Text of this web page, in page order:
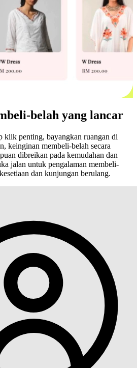
belah yang lancar
klik penting, bayangkan ruangan di
keinginan membeli-belah secara
dibreikan pada kemudahan dan
jalan untuk pengalaman membeli-
dan kunjungan berulang.